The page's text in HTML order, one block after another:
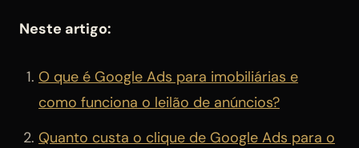
Neste artigo:
O que é Google Ads para imobiliárias e
como funciona o leilão de anúncios?
Quanto custa o clique de Google Ads para o